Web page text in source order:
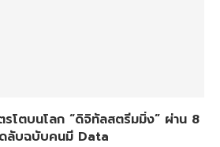
โตบนโลก “ดิจิทัลสตรีมมิ่ง” ผ่าน 8
ลับฉบับคนมี Data